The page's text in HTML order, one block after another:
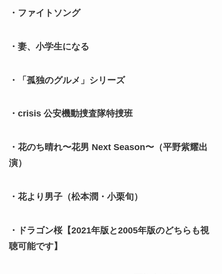
・ファイトソング
・妻、小学生になる
・「孤独のグルメ」シリーズ
・crisis 公安機動捜査隊特捜班
・花のち晴れ〜花男 Next Season〜（平野紫耀出
演）
・花より男子（松本潤・小栗旬）
・ドラゴン桜【2021年版と2005年版のどちらも視
聴可能です】